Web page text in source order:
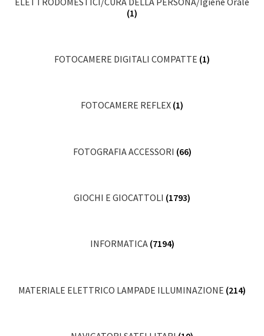
(1)
FOTOCAMERE DIGITALI COMPATTE (1)
FOTOCAMERE REFLEX (1)
FOTOGRAFIA ACCESSORI (66)
GIOCHI E GIOCATTOLI (1793)
INFORMATICA (7194)
MATERIALE ELETTRICO LAMPADE ILLUMINAZIONE (214)